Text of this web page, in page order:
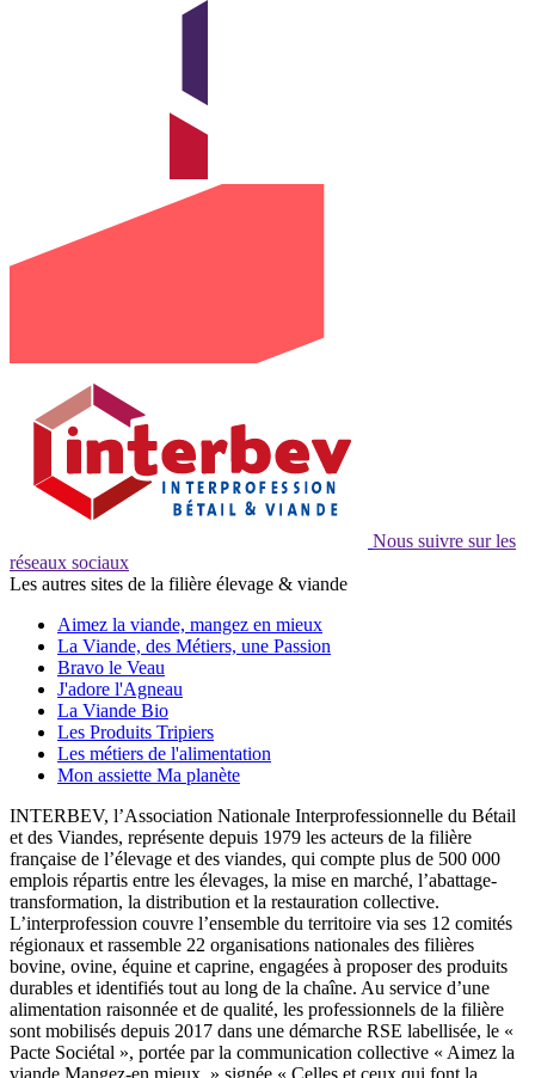
Nous suivre sur les
réseaux sociaux
Les autres sites de la filière élevage & viande
Aimez la viande, mangez en mieux
La Viande, des Métiers, une Passion
Bravo le Veau
J'adore l'Agneau
La Viande Bio
Les Produits Tripiers
Les métiers de l'alimentation
Mon assiette Ma planète
INTERBEV, l’Association Nationale Interprofessionnelle du Bétail
et des Viandes, représente depuis 1979 les acteurs de la filière
française de l’élevage et des viandes, qui compte plus de 500 000
emplois répartis entre les élevages, la mise en marché, l’abattage-
transformation, la distribution et la restauration collective.
L’interprofession couvre l’ensemble du territoire via ses 12 comités
régionaux et rassemble 22 organisations nationales des filières
bovine, ovine, équine et caprine, engagées à proposer des produits
durables et identifiés tout au long de la chaîne. Au service d’une
alimentation raisonnée et de qualité, les professionnels de la filière
sont mobilisés depuis 2017 dans une démarche RSE labellisée, le «
Pacte Sociétal », portée par la communication collective « Aimez la
viande Mangez-en mieux. » signée « Celles et ceux qui font la